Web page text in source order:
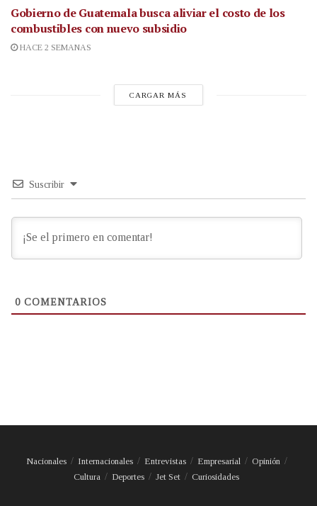
Gobierno de Guatemala busca aliviar el costo de los
combustibles con nuevo subsidio
HACE 2 SEMANAS
CARGAR MÁS
Suscribir
0 COMENTARIOS
Nacionales Internacionales Entrevistas Empresarial
Opinión
Cultura
Deportes Jet Set Curiosidades